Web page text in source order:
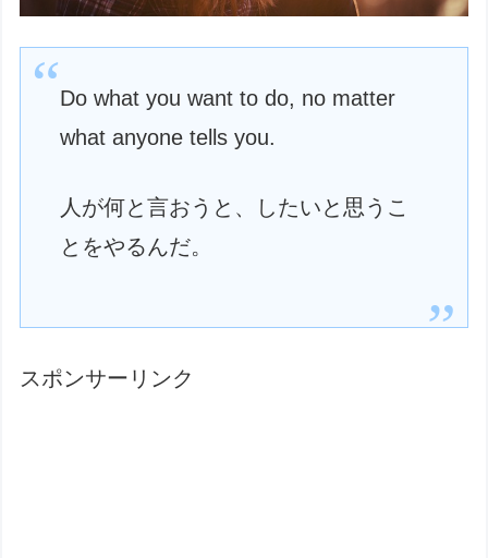
Do what you want to do, no matter
what anyone tells you.
人が何と言おうと、したいと思うこ
とをやるんだ。
スポンサーリンク